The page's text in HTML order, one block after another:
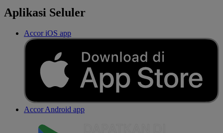
Aplikasi Seluler
Accor iOS app
Accor Android app